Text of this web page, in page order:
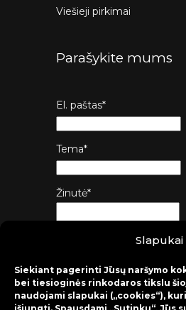
Slapukai
Siekiant pagerinti Jūsų naršymo
bei tiesioginės rinkodaros tikslu
naudojami slapukai („cookies“),
Viešieji pirkimai
Parašykite mums
El. paštas*
Tema*
Žinutė*